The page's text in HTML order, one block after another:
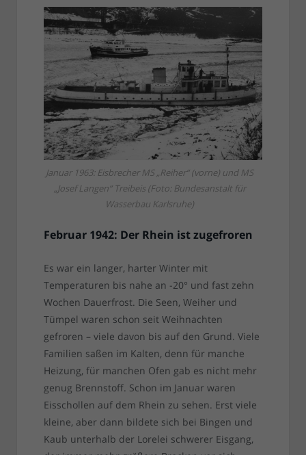
Januar 1963: Eisbrecher MS „Reiher“ (vorne) und MS
„Josef Langen“ Treibeis (Foto: Bundesanstalt für
Wasserbau Karlsruhe)
Februar 1942: Der Rhein ist zugefroren
Es war ein langer, harter Winter mit
Temperaturen bis nahe an -20° und fast zehn
Wochen Dauerfrost. Die Seen, Weiher und
Tümpel waren schon seit Weihnachten
gefroren – viele davon bis auf den Grund. Viele
Familien saßen im Kalten, denn für manche
Heizung, für manchen Ofen gab es nicht mehr
genug Brennstoff. Schon im Januar waren
Eisschollen auf dem Rhein zu sehen. Erst viele
kleine, aber dann bildete sich bei Bingen und
Kaub unterhalb der Lorelei schwerer Eisgang,